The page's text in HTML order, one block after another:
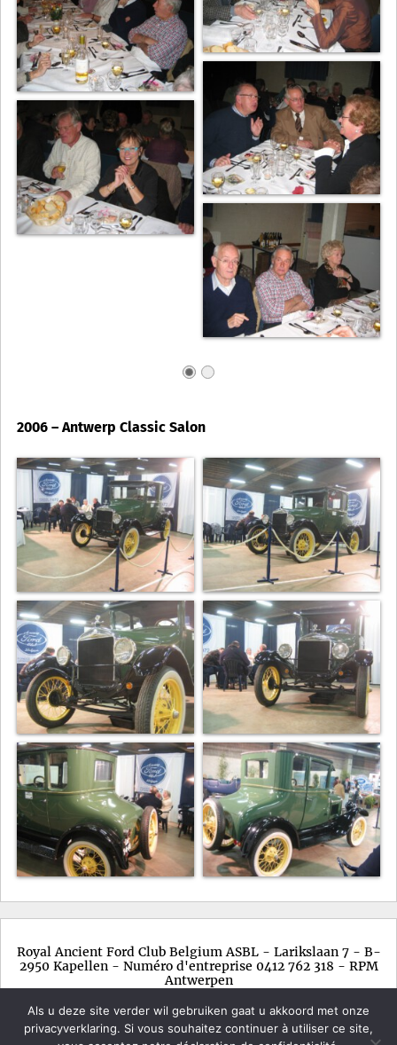
2006 – Antwerp Classic Salon
Royal Ancient Ford Club Belgium ASBL - Larikslaan 7 - B-
2950 Kapellen - Numéro d'entreprise 0412 762 318 - RPM
Antwerpen
Als u deze site verder wil gebruiken gaat u akkoord met onze
privacyverklaring. Si vous souhaitez continuer à utiliser ce site,